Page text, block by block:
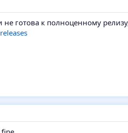
не готова к полноценному